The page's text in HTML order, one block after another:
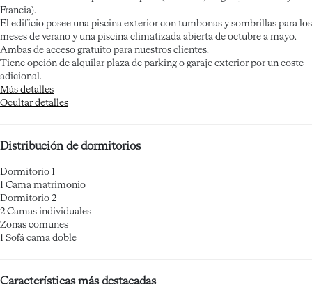
Francia).
El edificio posee una piscina exterior con tumbonas y sombrillas para los
meses de verano y una piscina climatizada abierta de octubre a mayo.
Ambas de acceso gratuito para nuestros clientes.
Tiene opción de alquilar plaza de parking o garaje exterior por un coste
adicional.
Más detalles
Ocultar detalles
Distribución de dormitorios
Dormitorio 1
1 Cama matrimonio
Dormitorio 2
2 Camas individuales
Zonas comunes
1 Sofá cama doble
Características más destacadas